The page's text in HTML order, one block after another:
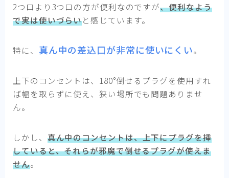
2つ口より3つ口の方が便利なのですが、便利なよう
で実は使いづらいと感じています。
特に、 真ん中の差込口が非常に使いにくい。
上下のコンセントは、180°倒せるプラグを使用すれ
ば幅を取らずに使え、狭い場所でも問題ありませ
ん。
しかし、 真ん中のコンセントは、上下にプラグを挿
していると、それらが邪魔で倒せるプラグが使えま
せん。